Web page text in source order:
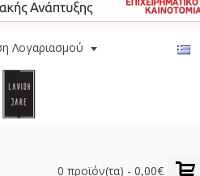
Λογαριασμού
0 προϊόν(τα) - 0,00€